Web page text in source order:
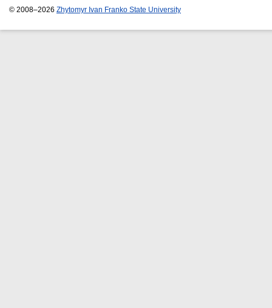
© 2008–2026 Zhytomyr Ivan Franko State University